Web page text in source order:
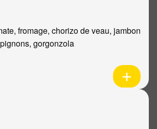
fromage, chorizo de veau, jambon
gorgonzola